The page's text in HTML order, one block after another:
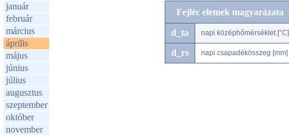
január
február
március
április
május
június
július
augusztus
szeptember
október
november
Fejléc elemek magyarázata
d_ta napi középhőmérséklet [°C]
d_rs napi csapadékösszeg [mm]